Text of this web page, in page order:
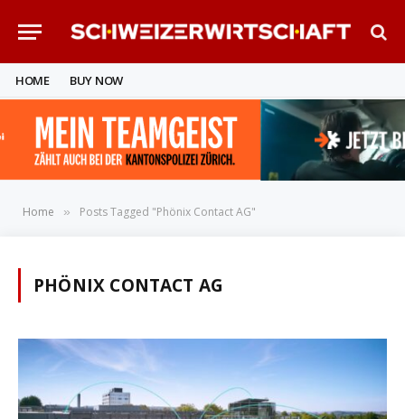
HOME BUY NOW
Home » Posts Tagged "Phönix Contact AG"
PHÖNIX CONTACT AG